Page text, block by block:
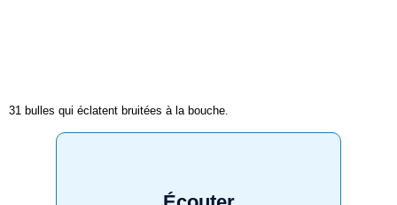
31 bulles qui éclatent bruitées à la bouche.